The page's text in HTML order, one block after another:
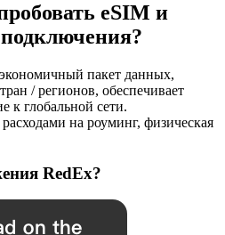
eSIM и
пакет данных,
/ регионов, обеспечивает
к глобальной сети.
на роуминг, физическая
RedEx?